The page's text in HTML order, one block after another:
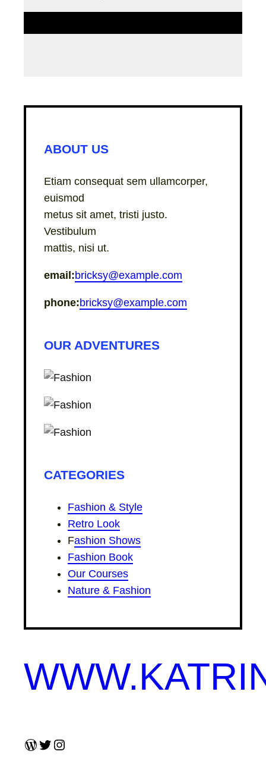
ABOUT US
Etiam consequat sem ullamcorper,
euismod
metus sit amet, tristi justo.
Vestibulum
mattis, nisi ut.
email:bricksy@example.com
phone:bricksy@example.com
OUR ADVENTURES
CATEGORIES
Fashion & Style
Retro Look
Fashion Shows
Fashion Book
Our Courses
Nature & Fashion
WordPress
Twitter
Instagram